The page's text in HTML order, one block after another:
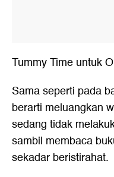
Tummy Time untuk
Sama seperti pada
berarti meluangkan
sedang tidak
sambil membaca
sekadar beristirahat.